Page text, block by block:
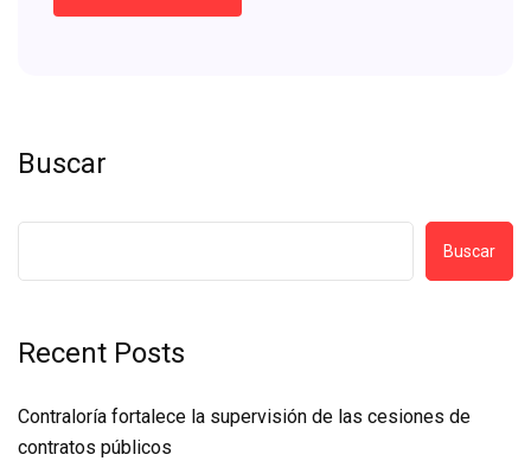
Buscar
Buscar
Recent Posts
Contraloría fortalece la supervisión de las cesiones de
contratos públicos